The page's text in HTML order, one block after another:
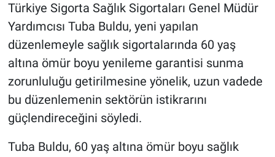
Türkiye Sigorta Sağlık Sigortaları Genel Müdür
Yardımcısı Tuba Buldu, yeni yapılan
düzenlemeyle sağlık sigortalarında 60 yaş
altına ömür boyu yenileme garantisi sunma
zorunluluğu getirilmesine yönelik, uzun vadede
bu düzenlemenin sektörün istikrarını
güçlendireceğini söyledi.
Tuba Buldu, 60 yaş altına ömür boyu sağlık